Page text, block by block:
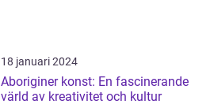
18 januari 2024
Aboriginer konst: En fascinerande
värld av kreativitet och kultur